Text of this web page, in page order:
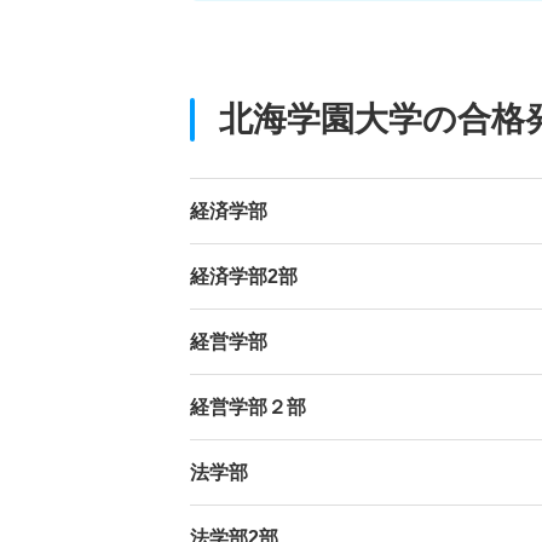
北海学園大学の合格
経済学部
経済学部2部
経営学部
経営学部２部
法学部
法学部2部